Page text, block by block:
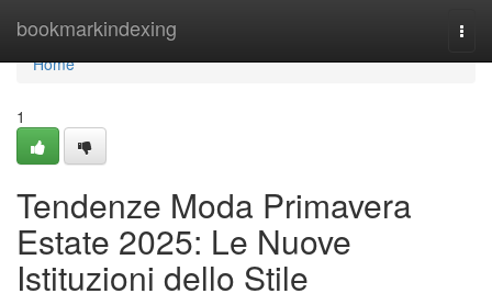
bookmarkindexing
Home
Home
1
Tendenze Moda Primavera
Estate 2025: Le Nuove
Istituzioni dello Stile